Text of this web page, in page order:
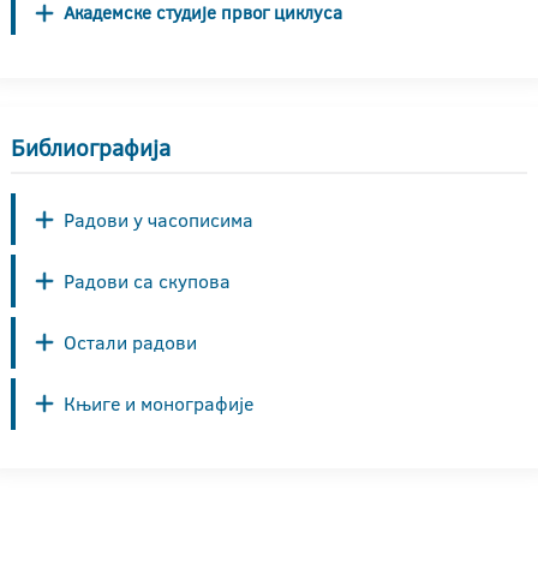
Академске студије првог циклуса
Библиографија
Радови у часописима
Радови са скупова
Остали радови
Књиге и монографије